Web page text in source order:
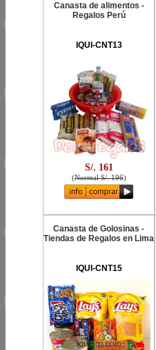
Canasta de alimentos -
Regalos Perú
IQUI-CNT13
S/. 161
(Normal S/. 196)
Canasta de Golosinas -
Tiendas de Regalos en Lima
IQUI-CNT15